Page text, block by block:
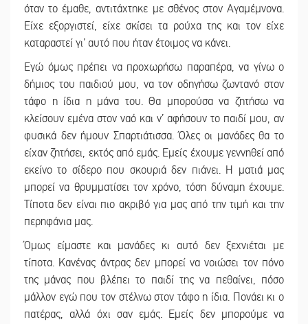
όταν το έμαθε, αντιτάχτηκε με σθένος στον Αγαμέμνονα.
Είχε εξοργιστεί, είχε σκίσει τα ρούχα της και τον είχε
καταραστεί γι’ αυτό που ήταν έτοιμος να κάνει.
Εγώ όμως πρέπει να προχωρήσω παραπέρα, να γίνω ο
δήμιος του παιδιού μου, να τον οδηγήσω ζωντανό στον
τάφο η ίδια η μάνα του. Θα μπορούσα να ζητήσω να
κλείσουν εμένα στον ναό και ν’ αφήσουν το παιδί μου, αν
φυσικά δεν ήμουν Σπαρτιάτισσα. Όλες οι μανάδες θα το
είχαν ζητήσει, εκτός από εμάς. Εμείς έχουμε γεννηθεί από
εκείνο το σίδερο που σκουριά δεν πιάνει. Η ματιά μας
μπορεί να θρυμματίσει τον χρόνο, τόση δύναμη έχουμε.
Τίποτα δεν είναι πιο ακριβό για μας από την τιμή και την
περηφάνια μας.
Όμως είμαστε και μανάδες κι αυτό δεν ξεχνιέται με
τίποτα. Κανένας άντρας δεν μπορεί να νοιώσει τον πόνο
της μάνας που βλέπει το παιδί της να πεθαίνει, πόσο
μάλλον εγώ που τον στέλνω στον τάφο η ίδια. Πονάει κι ο
πατέρας, αλλά όχι σαν εμάς. Εμείς δεν μπορούμε να